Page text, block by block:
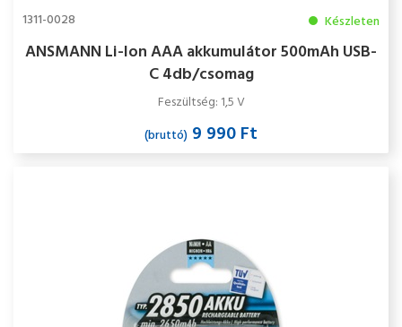
1311-0028 Készleten
ANSMANN Li-Ion AAA akkumulátor 500mAh USB-
C 4db/csomag
Feszültség: 1,5 V
(bruttó) 9 990 Ft